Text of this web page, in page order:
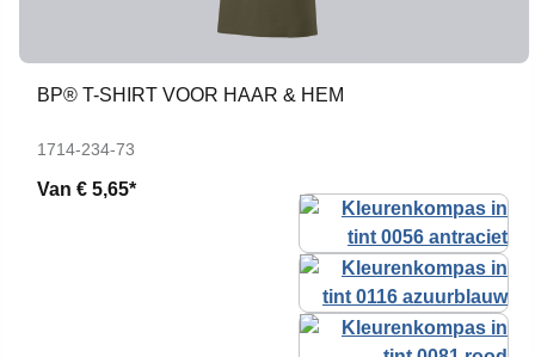
BP® T-SHIRT VOOR HAAR & HEM
1714-234-73
Van € 5,65*